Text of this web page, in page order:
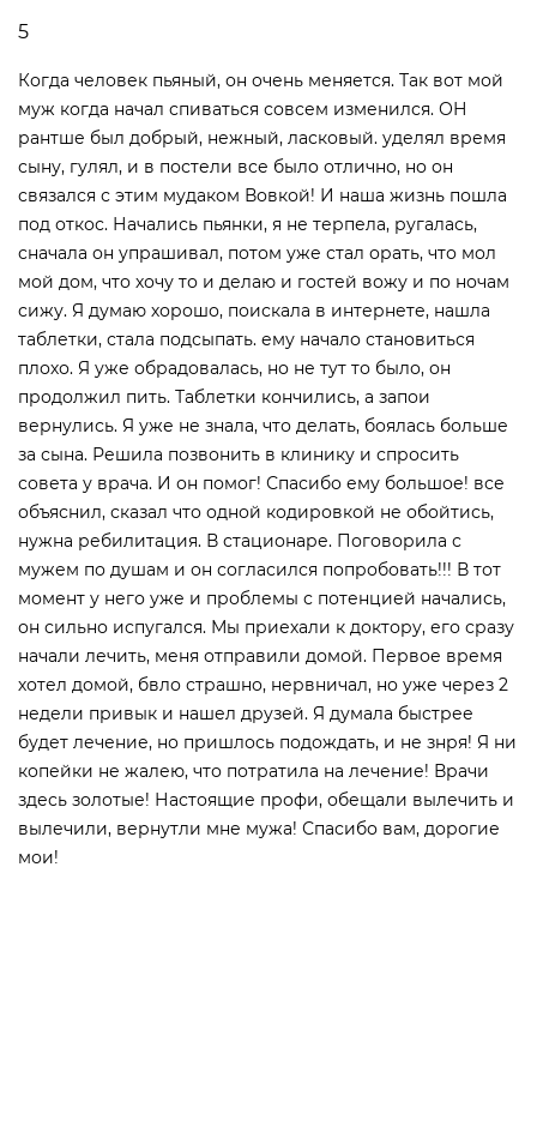
5
Когда человек пьяный, он очень меняется. Так вот мой
муж когда начал спиваться совсем изменился. ОН
рантше был добрый, нежный, ласковый. уделял время
сыну, гулял, и в постели все было отлично, но он
связался с этим мудаком Вовкой! И наша жизнь пошла
под откос. Начались пьянки, я не терпела, ругалась,
сначала он упрашивал, потом уже стал орать, что мол
мой дом, что хочу то и делаю и гостей вожу и по ночам
сижу. Я думаю хорошо, поискала в интернете, нашла
таблетки, стала подсыпать. ему начало становиться
плохо. Я уже обрадовалась, но не тут то было, он
продолжил пить. Таблетки кончились, а запои
вернулись. Я уже не знала, что делать, боялась больше
за сына. Решила позвонить в клинику и спросить
совета у врача. И он помог! Спасибо ему большое! все
объяснил, сказал что одной кодировкой не обойтись,
нужна ребилитация. В стационаре. Поговорила с
мужем по душам и он согласился попробовать!!! В тот
момент у него уже и проблемы с потенцией начались,
он сильно испугался. Мы приехали к доктору, его сразу
начали лечить, меня отправили домой. Первое время
хотел домой, бвло страшно, нервничал, но уже через 2
недели привык и нашел друзей. Я думала быстрее
будет лечение, но пришлось подождать, и не знря! Я ни
копейки не жалею, что потратила на лечение! Врачи
здесь золотые! Настоящие профи, обещали вылечить и
вылечили, вернутли мне мужа! Спасибо вам, дорогие
мои!